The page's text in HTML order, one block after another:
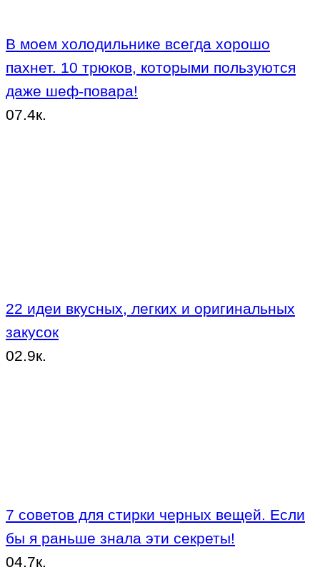
В моем холодильнике всегда хорошо
пахнет. 10 трюков, которыми пользуются
даже шеф-повара!
07.4к.
22 идеи вкусных, легких и оригинальных
закусок
02.9к.
7 советов для стирки черных вещей. Если
бы я раньше знала эти секреты!
04.7к.